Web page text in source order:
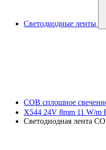
Светодиодные ленты
COB сплошное
X544 24V 8mm 11 W/m
Светодиодная лента